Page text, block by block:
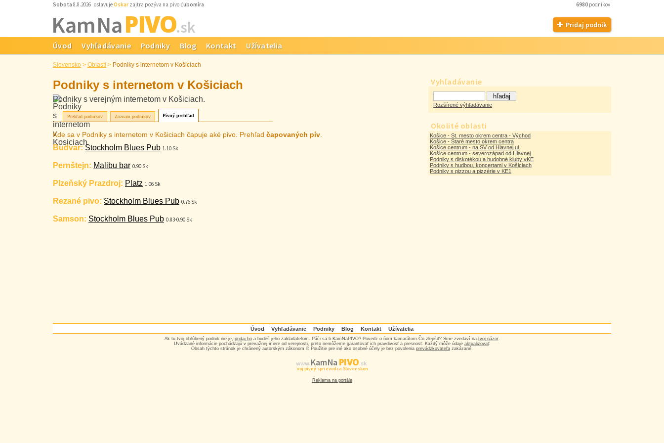
Sobota 8.8.2026 oslavujeOskar zajtra pozýva na pivo Ľubomíra 6980 podnikov
Kam NaPIVO.sk Pridaj podnik
Úvod Vyhľadávanie Podniky Blog Kontakt Užívatelia
Slovensko > Oblasti > Podniky s internetom v Košiciach
Vyhľadávanie
Rozšírené výhľadávanie
Okolité oblasti
Košice - St. mesto okrem centra - Východ
Košice - Staré mesto okrem centra
Košice centrum - na SV od Hlavnej ul.
Košice centrum - severozápad od Hlavnej
Podniky s diskotékou a hudobné kluby vKE
Podniky s hudbou, koncertami v Košiciach
Podniky s pizzou a pizzérie v KE1
Podniky s internetom v Košiciach
Podniky s verejným internetom v Košiciach.
Pivný prehľad
Prehľad podnikov Zoznam podnikov
Kde sa v Podniky s internetom v Košiciach čapuje aké pivo. Prehľad čapovaných pív.
Budvar: Stockholm Blues Pub 1.10 Sk
Pernštejn: Malibu bar 0.90 Sk
Plzeňský Prazdroj: Platz 1.06 Sk
Rezané pivo: Stockholm Blues Pub 0.76 Sk
Samson: Stockholm Blues Pub 0.83-0.90 Sk
Úvod Vyhľadávanie Podniky Blog Kontakt Užívatelia
Ak tu tvoj obľúbený podnik nie je, pridaj hoa budeš jeho zakladateľom. Páči sa ti KamNaPIVO? Povedz o ňom kamarátom.Čo zlepšiť? Sme zvedaví na tvoj názor.
Uvádzané informácie pochádzajú v prevažnej miere od verejnosti, preto nemôžeme garantovať ich pravdivosť a presnosť. Každý môže údaje aktualizovať.
Obsah týchto stránok je chránený autorským zákonom © Použitie pre iné ako osobné účely je bez povolenia prevádzkovateľa zakázané.
www.Kam Na PIVO.sk
Tvoj pivný sprievodca Slovenskom
Reklama na portále